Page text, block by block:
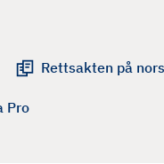
Rettsakten på
Pro